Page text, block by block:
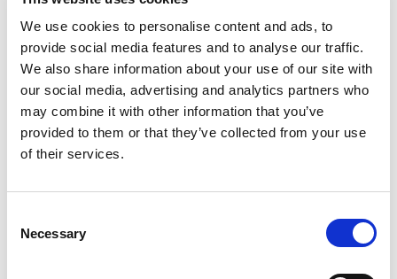
We use cookies to personalise content and ads, to
provide social media features and to analyse our traffic.
We also share information about your use of our site with
our social media, advertising and analytics partners who
may combine it with other information that you’ve
provided to them or that they’ve collected from your use
of their services.
Selection
Necessary
K - POLISHED GOLD